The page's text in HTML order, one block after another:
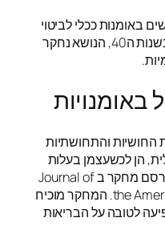
באומנות ככלי לביטוי
ולריפוי. אך רק בשנות ה40, הנושא נחקר
באומנויות
החושיות והתחושתיות
הן לכשעצמן בעלות
תכונות מרפאות. בשנת 2016 פורסם מחקר ב Journal of
the American Art Therapy Association. המחקר מוכיח
לטובה על הבריאות